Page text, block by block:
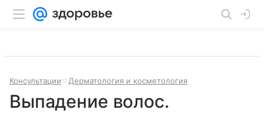
Консультации Дерматология и косметология
Выпадение волос.